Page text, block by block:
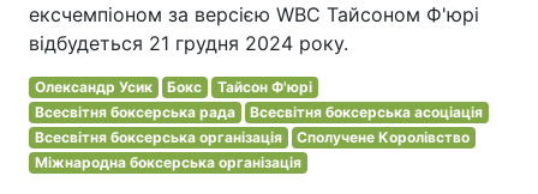
ексчемпіоном за версією WBC Тайсоном Ф'юрі
відбудеться 21 грудня 2024 року.
Олександр Усик Бокс
Тайсон Ф'юрі
Всесвітня боксерська рада
Всесвітня боксерська асоціація
Всесвітня боксерська організація
Сполучене Королівство
Міжнародна боксерська організація